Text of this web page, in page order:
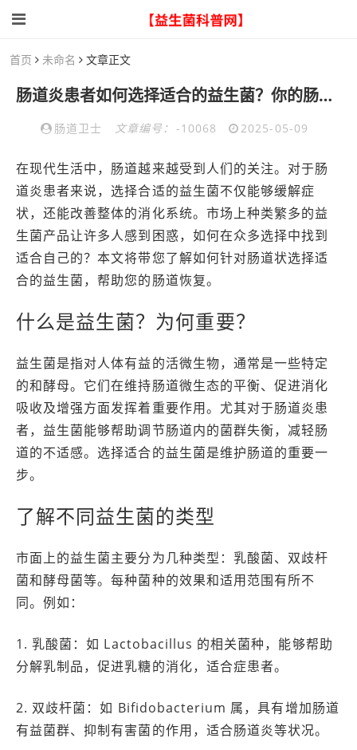
首页 未命名 文章正文
肠道炎患者如何选择适合的益生菌？你的肠道等你来护航
肠道卫士 文章编号： -10068 2025-05-09
在现代生活中，肠道越来越受到人们的关注。对于肠
道炎患者来说，选择合适的益生菌不仅能够缓解症
状，还能改善整体的消化系统。市场上种类繁多的益
生菌产品让许多人感到困惑，如何在众多选择中找到
适合自己的？本文将带您了解如何针对肠道状选择适
合的益生菌，帮助您的肠道恢复。
什么是益生菌？为何重要？
益生菌是指对人体有益的活微生物，通常是一些特定
的和酵母。它们在维持肠道微生态的平衡、促进消化
吸收及增强方面发挥着重要作用。尤其对于肠道炎患
者，益生菌能够帮助调节肠道内的菌群失衡，减轻肠
道的不适感。选择适合的益生菌是维护肠道的重要一
步。
了解不同益生菌的类型
市面上的益生菌主要分为几种类型：乳酸菌、双歧杆
菌和酵母菌等。每种菌种的效果和适用范围有所不
同。例如：
1. 乳酸菌：如 Lactobacillus 的相关菌种，能够帮助
分解乳制品，促进乳糖的消化，适合症患者。
2. 双歧杆菌：如 Bifidobacterium 属，具有增加肠道
有益菌群、抑制有害菌的作用，适合肠道炎等状况。